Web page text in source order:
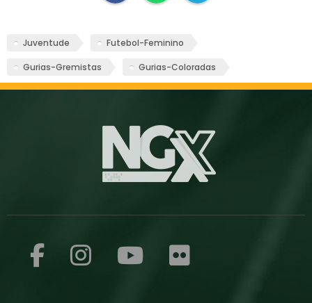
Juventude Futebol-Feminino
Gurias-Gremistas Gurias-Coloradas